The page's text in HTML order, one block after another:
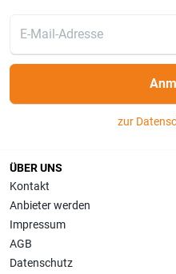
zur
ÜBER UNS
Kontakt
Anbieter werden
Impressum
AGB
Datenschutz